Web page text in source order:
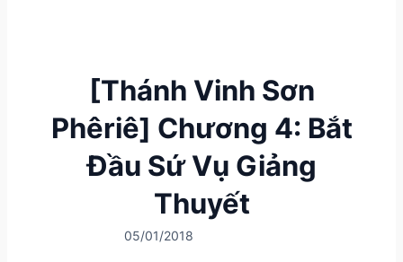
[Thánh Vinh Sơn
Phêriê] Chương 4: Bắt
Đầu Sứ Vụ Giảng
Thuyết
05/01/2018